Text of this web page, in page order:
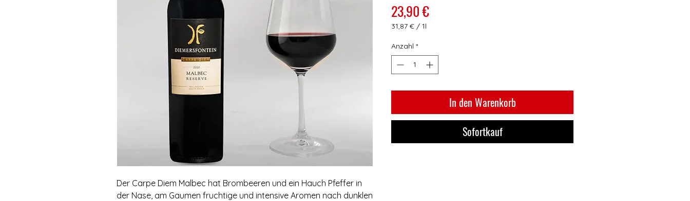
Der Carpe Diem Malbec hat Brombeeren und ein Hauch Pfeffer in
der Nase‚ am Gaumen fruchtige und intensive Aromen nach dunklen
23,90 €Preis
31,87 € / 1l
pro
1
Liter
Anzahl *
In den Warenkorb
Sofortkauf